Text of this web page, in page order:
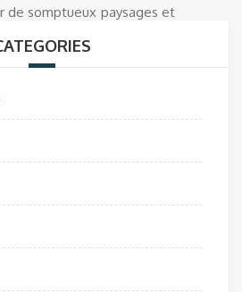
de somptueux paysages et
!